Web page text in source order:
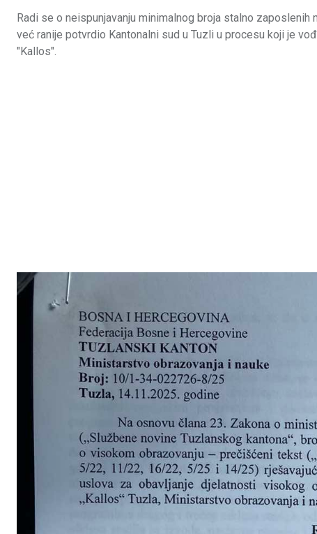
Radi se o neispunjavanju minimalnog broja stalno
već ranije potvrdio Kantonalni sud u Tuzli u procesu koji je
"Kallos".